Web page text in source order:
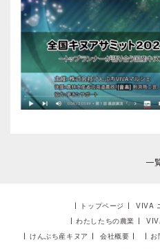
一
| トップページ | VIVA
| わたしたちの農業 |
| けんぶち産キヌア | 会社概要 | | お